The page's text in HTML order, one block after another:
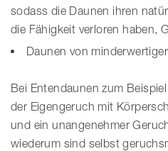
sodass die Daunen ihren
die Fähigkeit verloren haben,
Daunen von
Bei Entendaunen zum
der Eigengeruch mit
und ein unangenehmer
wiederum sind selbst